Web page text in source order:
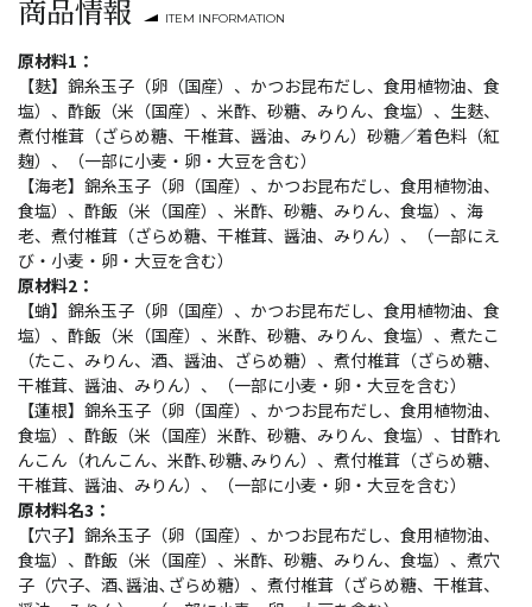
商品情報 ITEM INFORMATION
原材料1：
【麩】錦糸玉子（卵（国産）、かつお昆布だし、食用植物油、食
塩）、酢飯（米（国産）、米酢、砂糖、みりん、食塩）、生麩、
煮付椎茸（ざらめ糖、干椎茸、醤油、みりん）砂糖／着色料（紅
麹）、（一部に小麦・卵・大豆を含む）
【海老】錦糸玉子（卵（国産）、かつお昆布だし、食用植物油、
食塩）、酢飯（米（国産）、米酢、砂糖、みりん、食塩）、海
老、煮付椎茸（ざらめ糖、干椎茸、醤油、みりん）、（一部にえ
び・小麦・卵・大豆を含む）
原材料2：
【蛸】錦糸玉子（卵（国産）、かつお昆布だし、食用植物油、食
塩）、酢飯（米（国産）、米酢、砂糖、みりん、食塩）、煮たこ
（たこ、みりん、酒、醤油、ざらめ糖）、煮付椎茸（ざらめ糖、
干椎茸、醤油、みりん）、（一部に小麦・卵・大豆を含む）
【蓮根】錦糸玉子（卵（国産）、かつお昆布だし、食用植物油、
食塩）、酢飯（米（国産）米酢、砂糖、みりん、食塩）、甘酢れ
んこん（れんこん、米酢､砂糖､みりん）、煮付椎茸（ざらめ糖、
干椎茸、醤油、みりん）、（一部に小麦・卵・大豆を含む）
原材料名3：
【穴子】錦糸玉子（卵（国産）、かつお昆布だし、食用植物油、
食塩）、酢飯（米（国産）、米酢、砂糖、みりん、食塩）、煮穴
子（穴子、酒､醤油､ざらめ糖）、煮付椎茸（ざらめ糖、干椎茸、